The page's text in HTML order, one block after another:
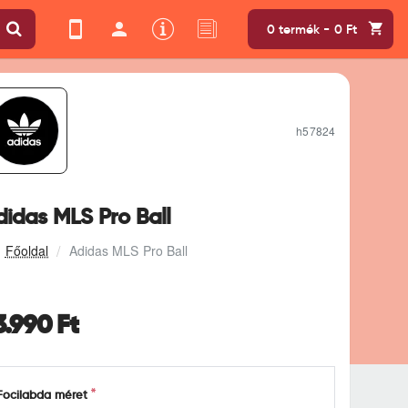
0 termék - 0 Ft
Adidas MLS Pro Ball
MLS Pro Ball
h57824
Ft
méret